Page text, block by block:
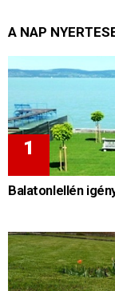
A NAP
Balatonlellén